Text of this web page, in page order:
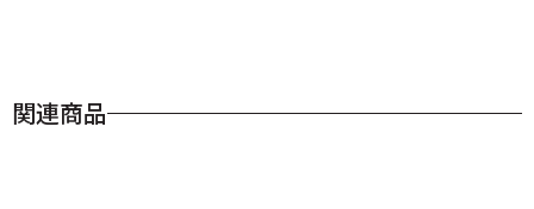
関連商品